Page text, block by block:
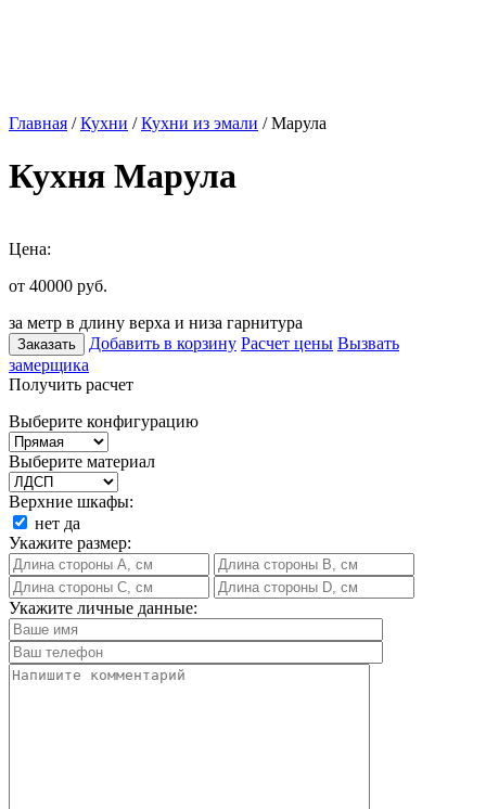
Главная /Кухни /Кухни из эмали / Марула
Кухня Марула
Цена:
от 40000 руб.
за метр в длину верха и низа гарнитура
Заказать Добавить в корзину Расчет цены Вызвать
замерщика
Получить расчет
Выберите конфигурацию
Выберите материал
Верхние шкафы:
нет да
Укажите размер:
Укажите личные данные: